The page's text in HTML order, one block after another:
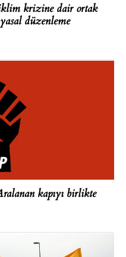
krizine dair ortak
düzenleme
kapıyı birlikte